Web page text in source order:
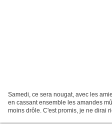
Samedi, ce sera nougat, avec les
en cassant ensemble les amandes
moins drôle. C'est promis, je ne dirai